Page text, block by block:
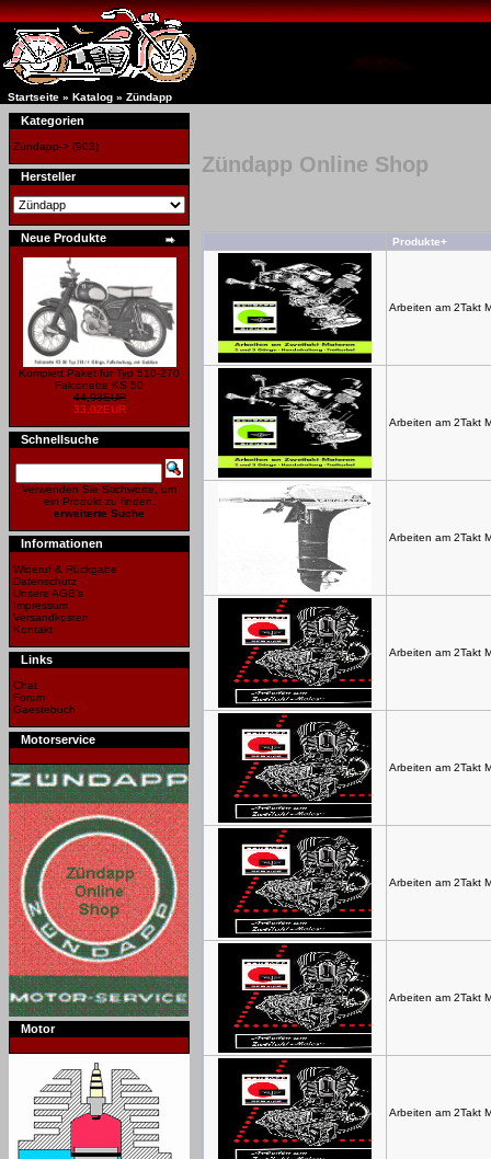
Startseite » Katalog » Zündapp
Kategorien
Zündapp-> (903)
Hersteller
Neue Produkte
Komplett Paket für Typ 510-270
Falconette KS 50
44,03EUR
33,02EUR
Schnellsuche
Verwenden Sie Stichworte, um
ein Produkt zu finden.
erweiterte Suche
Informationen
Wideruf & Rückgabe
Datenschutz
Unsere AGB's
Impressum
Versandkosten
Kontakt
Links
Chat
Forum
Gaestebuch
Motorservice
Motor
Zündapp Online Shop
Produkte+
Arbeiten am 2Takt
Arbeiten am 2Takt
Arbeiten am 2Takt
Arbeiten am 2Takt
Arbeiten am 2Takt
Arbeiten am 2Takt
Arbeiten am 2Takt
Arbeiten am 2Takt